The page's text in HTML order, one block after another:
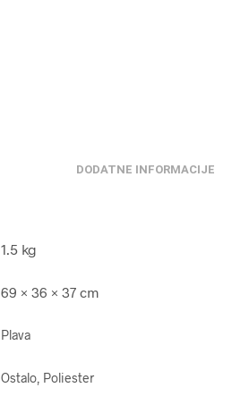
DODATNE INFORMACIJE
1.5 kg
69 × 36 × 37 cm
Plava
Ostalo, Poliester